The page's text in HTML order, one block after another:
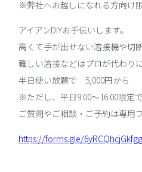
※弊社へお越しになれる方向け
アイアンDIYお手伝いします。
高くて手が出せない溶接機や切
難しい溶接などはプロが代わり
半日使い放題で 5,000円から
※ただし、平日9:00～16:00限定で
ご質問やご相談・ご予約は専用
https://forms.gle/